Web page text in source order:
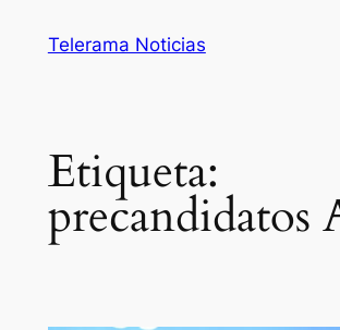
Telerama Noticias
Etiqueta:
precandidatos